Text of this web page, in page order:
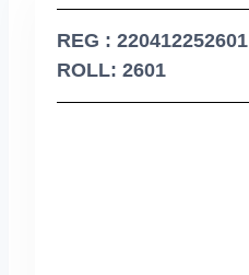
REG : 220412252601
ROLL: 2601